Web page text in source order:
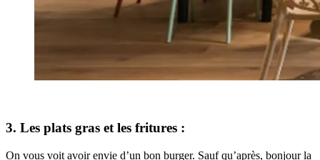
3. Les plats gras et les fritures :
On vous voit avoir envie d’un bon burger. Sauf qu’après, bonjour la